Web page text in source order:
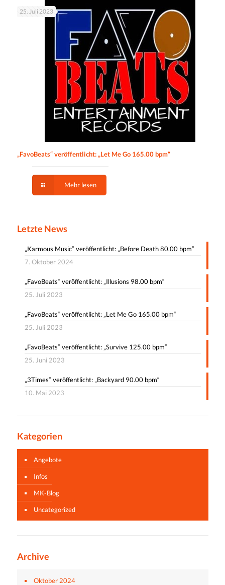
25. Juli 2023
„FavoBeats“ veröffentlicht: „Let Me Go 165.00 bpm“
Mehr lesen
Letzte News
„Karmous Music“ veröffentlicht: „Before Death 80.00 bpm“
7. Oktober 2024
„FavoBeats“ veröffentlicht: „Illusions 98.00 bpm“
25. Juli 2023
„FavoBeats“ veröffentlicht: „Let Me Go 165.00 bpm“
25. Juli 2023
„FavoBeats“ veröffentlicht: „Survive 125.00 bpm“
25. Juni 2023
„3Times“ veröffentlicht: „Backyard 90.00 bpm“
10. Mai 2023
Kategorien
Angebote
Infos
MK-Blog
Uncategorized
Archive
Oktober 2024